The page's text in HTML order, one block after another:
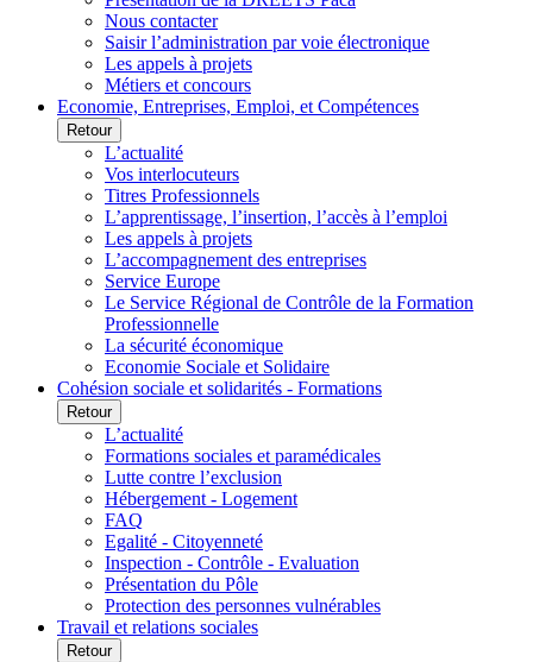
Nous contacter
Saisir l’administration par voie électronique
Les appels à projets
Métiers et concours
Economie, Entreprises, Emploi, et Compétences
Retour
L’actualité
Vos interlocuteurs
Titres Professionnels
L’apprentissage, l’insertion, l’accès à l’emploi
Les appels à projets
L’accompagnement des entreprises
Service Europe
Le Service Régional de Contrôle de la Formation
Professionnelle
La sécurité économique
Economie Sociale et Solidaire
Cohésion sociale et solidarités - Formations
Retour
L’actualité
Formations sociales et paramédicales
Lutte contre l’exclusion
Hébergement - Logement
FAQ
Egalité - Citoyenneté
Inspection - Contrôle - Evaluation
Présentation du Pôle
Protection des personnes vulnérables
Travail et relations sociales
Retour